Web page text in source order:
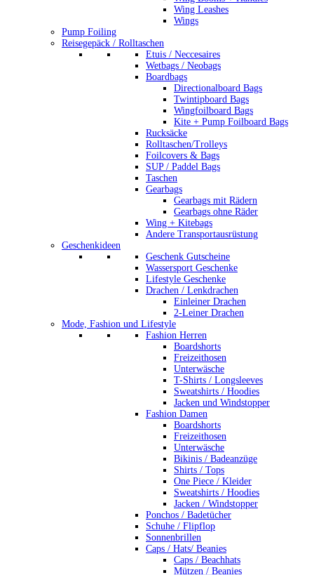
Wing Leashes
Wings
Pump Foiling
Reisegepäck / Rolltaschen
Etuis / Neccesaires
Wetbags / Neobags
Boardbags
Directionalboard Bags
Twintipboard Bags
Wingfoilboard Bags
Kite + Pump Foilboard Bags
Rucksäcke
Rolltaschen/Trolleys
Foilcovers & Bags
SUP / Paddel Bags
Taschen
Gearbags
Gearbags mit Rädern
Gearbags ohne Räder
Wing + Kitebags
Andere Transportausrüstung
Geschenkideen
Geschenk Gutscheine
Wassersport Geschenke
Lifestyle Geschenke
Drachen / Lenkdrachen
Einleiner Drachen
2-Leiner Drachen
Mode, Fashion und Lifestyle
Fashion Herren
Boardshorts
Freizeithosen
Unterwäsche
T-Shirts / Longsleeves
Sweatshirts / Hoodies
Jacken und Windstopper
Fashion Damen
Boardshorts
Freizeithosen
Unterwäsche
Bikinis / Badeanzüge
Shirts / Tops
One Piece / Kleider
Sweatshirts / Hoodies
Jacken / Windstopper
Ponchos / Badetücher
Schuhe / Flipflop
Sonnenbrillen
Caps / Hats/ Beanies
Caps / Beachhats
Mützen / Beanies